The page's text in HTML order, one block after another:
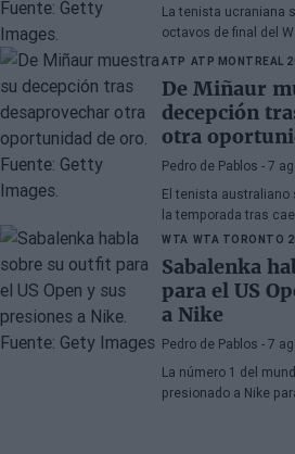
La tenista ucraniana
octavos de final del
ATP ATP MONTREAL
De Miñaur
decepción
otra
Pedro de Pablos - 7
El tenista
la temporada tras
Montreal cuando
WTA WTA TORONTO
Sabalenka
para el US
a Nike
Pedro de Pablos - 7
La número 1 del
presionado a Nike